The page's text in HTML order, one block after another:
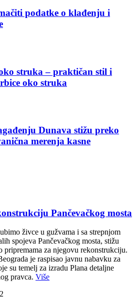
podatke o klađenju i
struka – praktičan stil i
oko struka
Dunava stižu preko
merenja kasne
Pančevačkog mosta
živce u gužvama i sa strepnjom
spojeva Pančevačkog mosta, stižu
pripremama za njegovu rekonstrukciju.
je raspisao javnu nabavku za
su temelj za izradu Plana detaljne
pravca. Više